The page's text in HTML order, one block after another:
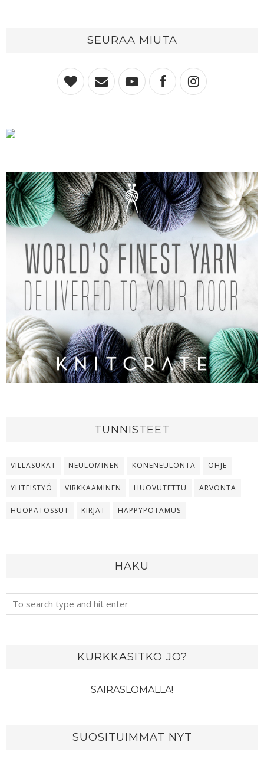
SEURAA MIUTA
TUNNISTEET
VILLASUKAT NEULOMINEN KONENEULONTA OHJE
YHTEISTYÖ VIRKKAAMINEN HUOVUTETTU ARVONTA
HUOPATOSSUT KIRJAT HAPPYPOTAMUS
HAKU
KURKKASITKO JO?
SAIRASLOMALLA!
SUOSITUIMMAT NYT